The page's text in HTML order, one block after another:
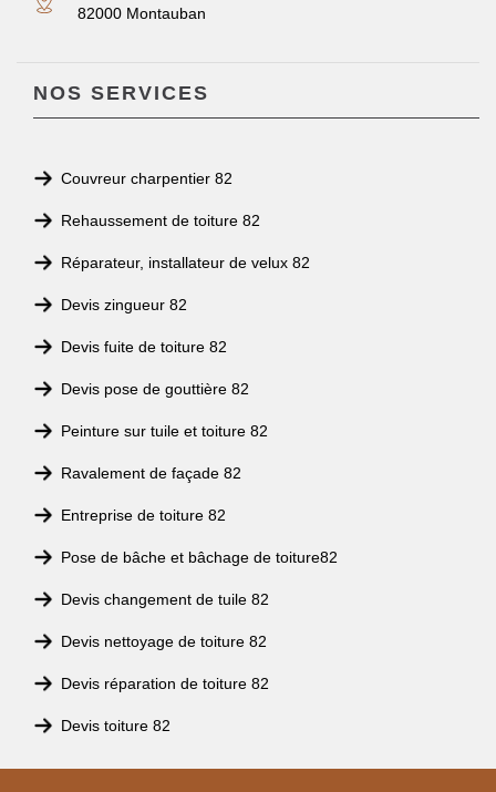
82000 Montauban
NOS SERVICES
Couvreur charpentier 82
Rehaussement de toiture 82
Réparateur, installateur de velux 82
Devis zingueur 82
Devis fuite de toiture 82
Devis pose de gouttière 82
Peinture sur tuile et toiture 82
Ravalement de façade 82
Entreprise de toiture 82
Pose de bâche et bâchage de toiture82
Devis changement de tuile 82
Devis nettoyage de toiture 82
Devis réparation de toiture 82
Devis toiture 82